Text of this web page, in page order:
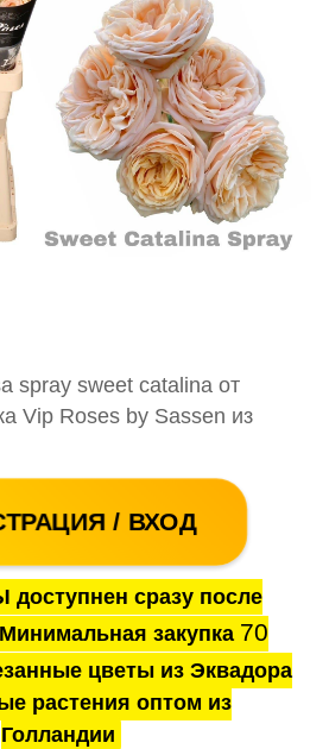
spray sweet catalina от
Vip Roses by Sassen из
/ ВХОД
доступнен сразу после
закупка 70
цветы из Эквадора
растения оптом из
Голландии